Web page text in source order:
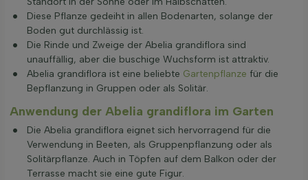
Diese Pflanze gedeiht in allen Bodenarten, solange der
Boden gut durchlässig ist.
Die Rinde und Zweige der Abelia grandiflora sind
unauffällig, aber die buschige Wuchsform ist attraktiv.
Abelia grandiflora ist eine beliebte Gartenpflanze für die
Bepflanzung in Gruppen oder als Solitär.
Anwendung der Abelia grandiflora im Garten
Die Abelia grandiflora eignet sich hervorragend für die
Verwendung in Beeten, als Gruppenpflanzung oder als
Solitärpflanze. Auch in Töpfen auf dem Balkon oder der
Terrasse macht sie eine gute Figur.